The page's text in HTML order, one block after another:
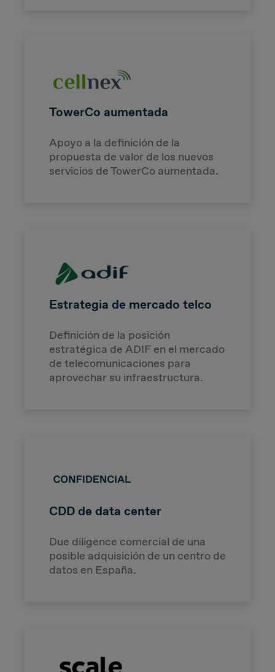
TowerCo aumentada
Apoyo a la definición de la
propuesta de valor de los nuevos
servicios de TowerCo aumentada.
Estrategia de mercado telco
Definición de la posición
estratégica de ADIF en el mercado
de telecomunicaciones para
aprovechar su infraestructura.
CDD de data center
Due diligence comercial de una
posible adquisición de un centro de
datos en España.